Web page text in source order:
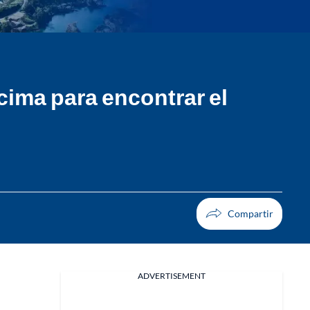
para encontrar el
ADVERTISEMENT